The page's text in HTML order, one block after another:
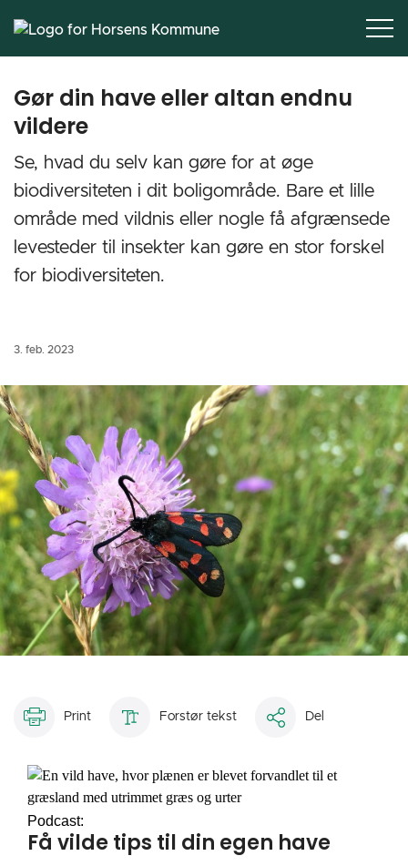
Gør din have eller altan endnu
vildere
Se, hvad du selv kan gøre for at øge
biodiversiteten i dit boligområde. Bare et lille
område med vildnis eller nogle få afgrænsede
levesteder til insekter kan gøre en stor forskel
for biodiversiteten.
3. feb. 2023
Print Forstør tekst Del
Podcast:
Få vilde tips til din egen have